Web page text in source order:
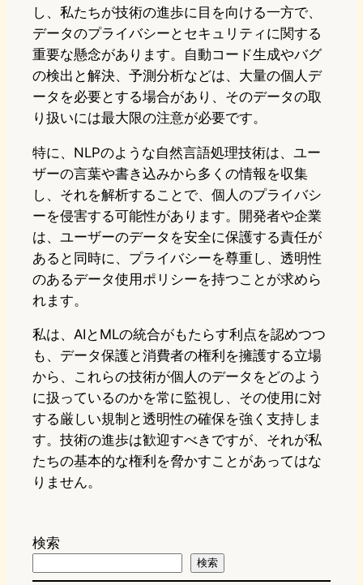
し、私たちが技術の進歩に目を向ける一方で、
データのプライバシーとセキュリティに関する
重要な懸念があります。自動コード生成やバグ
の検出と解決、予測分析などは、大量の個人デ
ータを必要とする場合があり、そのデータの取
り扱いには最大限の注意が必要です。
特に、NLPのような自然言語処理技術は、ユー
ザーの言葉や書き込みから多くの情報を収集
し、それを解析することで、個人のプライバシ
ーを侵害する可能性があります。開発者や企業
は、ユーザーのデータを安全に保護する責任が
あると同時に、プライバシーを尊重し、透明性
のあるデータ使用ポリシーを持つことが求めら
れます。
私は、AIとMLの統合がもたらす利点を認めつつ
も、データ保護と消費者の権利を擁護する立場
から、これらの技術が個人のデータをどのよう
に扱っているのかを常に監視し、その使用に対
する厳しい規制と透明性の確保を強く支持しま
す。技術の進歩は歓迎すべきですが、それが私
たちの基本的な権利を脅かすことがあってはな
りません。
検索
検索